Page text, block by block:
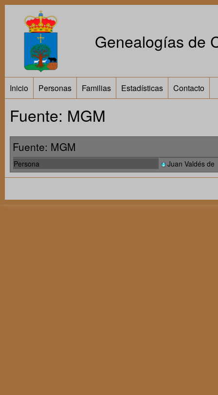
Genealogías de
Inicio Personas Familias Estadísticas Contacto
Fuente: MGM
Fuente: MGM
Persona Juan Valdés de